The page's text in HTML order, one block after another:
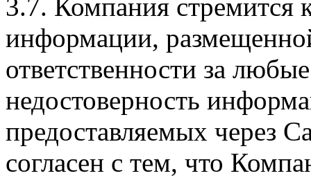
3.7. Компания стремится
информации,
ответственности за
недостоверность
предоставляемых через
согласен с тем, что